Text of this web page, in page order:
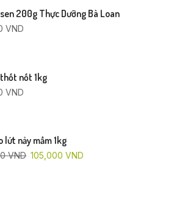
200g Thực Dưỡng Bà Loan
VND
nốt 1kg
VND
lứt nảy mầm 1kg
VND 105,000VND